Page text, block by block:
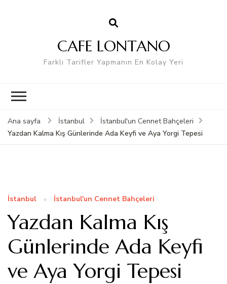
CAFE LONTANO
Farklı Tarifler Yapmanın En Kolay Yeri
Ana sayfa İstanbul
İstanbul'un Cennet Bahçeleri
Yazdan Kalma Kış Günlerinde Ada Keyfi ve Aya Yorgi Tepesi
İstanbul İstanbul'un Cennet Bahçeleri
Yazdan Kalma Kış
Günlerinde Ada Keyfi
ve Aya Yorgi Tepesi